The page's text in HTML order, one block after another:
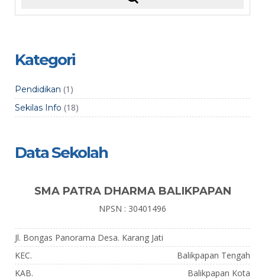
Kategori
Pendidikan (1)
Sekilas Info (18)
Data Sekolah
SMA PATRA DHARMA BALIKPAPAN
NPSN : 30401496
Jl. Bongas Panorama Desa. Karang Jati
KEC.
Balikpapan Tengah
KAB.
Balikpapan Kota